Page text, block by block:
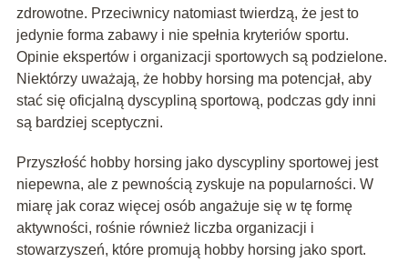
zdrowotne. Przeciwnicy natomiast twierdzą, że jest to
jedynie forma zabawy i nie spełnia kryteriów sportu.
Opinie ekspertów i organizacji sportowych są podzielone.
Niektórzy uważają, że hobby horsing ma potencjał, aby
stać się oficjalną dyscypliną sportową, podczas gdy inni
są bardziej sceptyczni.
Przyszłość hobby horsing jako dyscypliny sportowej jest
niepewna, ale z pewnością zyskuje na popularności. W
miarę jak coraz więcej osób angażuje się w tę formę
aktywności, rośnie również liczba organizacji i
stowarzyszeń, które promują hobby horsing jako sport.